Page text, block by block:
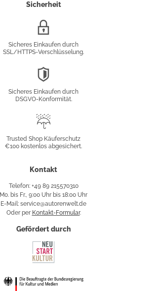
Sicherheit
Sicheres Einkaufen durch
SSL/HTTPS-Verschlüsselung.
Sicheres Einkaufen durch
DSGVO-Konformität.
Käuferschutz
Trusted Shop Käuferschutz
€100 kostenlos abgesichert.
Kontakt
Telefon: +49 89 215570310
Mo. bis Fr., 9:00 Uhr bis 18:00 Uhr
E-Mail: service@autorenwelt.de
Oder per Kontakt-Formular.
Gefördert durch